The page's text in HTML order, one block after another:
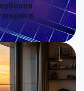
в